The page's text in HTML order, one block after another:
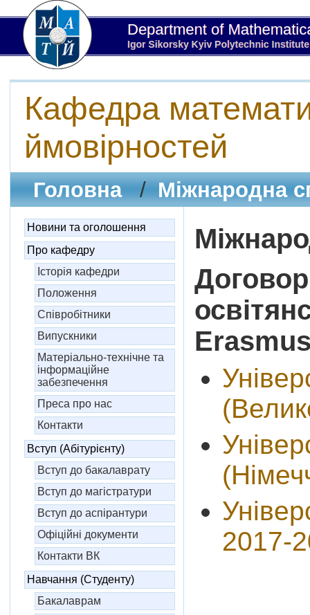
Кафедра
ймовірностей
Головна / Міжнародна
Новини та оголошення
Про кафедру
Історія кафедри
Положення
Співробітники
Випускники
Матеріально-технічне та
інформаційне
забезпечення
Преса про нас
Контакти
Вступ (Абітурієнту)
Вступ до бакалаврату
Вступ до магістратури
Вступ до аспірантури
Офіційні документи
Контакти ВК
Навчання (Студенту)
Бакалаврам
2017-